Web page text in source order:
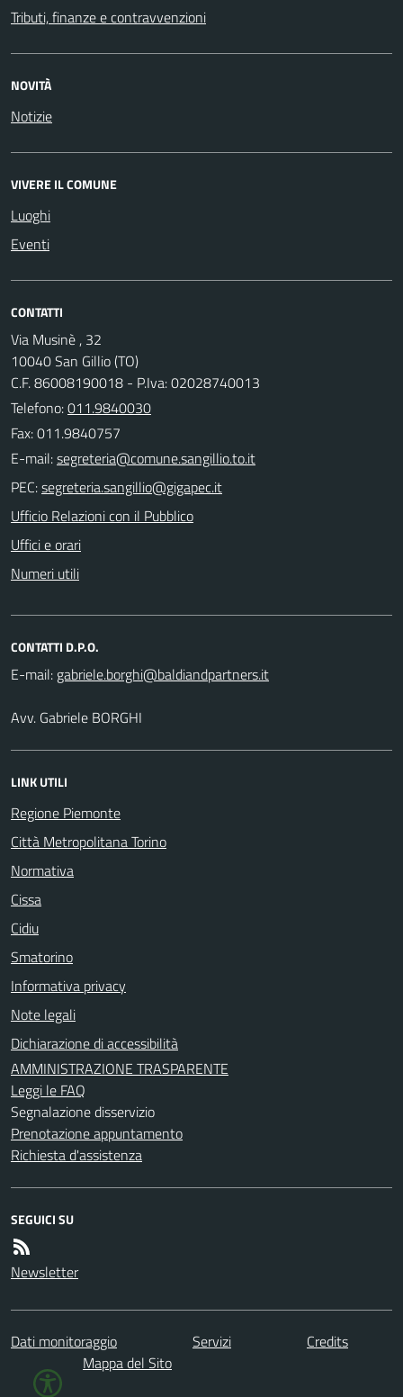
Tributi, finanze e contravvenzioni
NOVITÀ
Notizie
VIVERE IL COMUNE
Luoghi
Eventi
CONTATTI
Via Musinè , 32
10040 San Gillio (TO)
C.F. 86008190018 - P.Iva: 02028740013
Telefono:011.9840030
Fax: 011.9840757
E-mail:
PEC:
Ufficio Relazioni con il Pubblico
Uffici e orari
Numeri utili
CONTATTI D.P.O.
E-mail:
Avv. Gabriele BORGHI
LINK UTILI
Regione Piemonte
Città Metropolitana Torino
Normativa
Cissa
Cidiu
Smatorino
Informativa privacy
Note legali
Dichiarazione di accessibilità
AMMINISTRAZIONE TRASPARENTE
Leggi le FAQ
Segnalazione disservizio
Prenotazione appuntamento
Richiesta d'assistenza
SEGUICI SU
Newsletter
Dati monitoraggio Servizi
Credits
Mappa del Sito